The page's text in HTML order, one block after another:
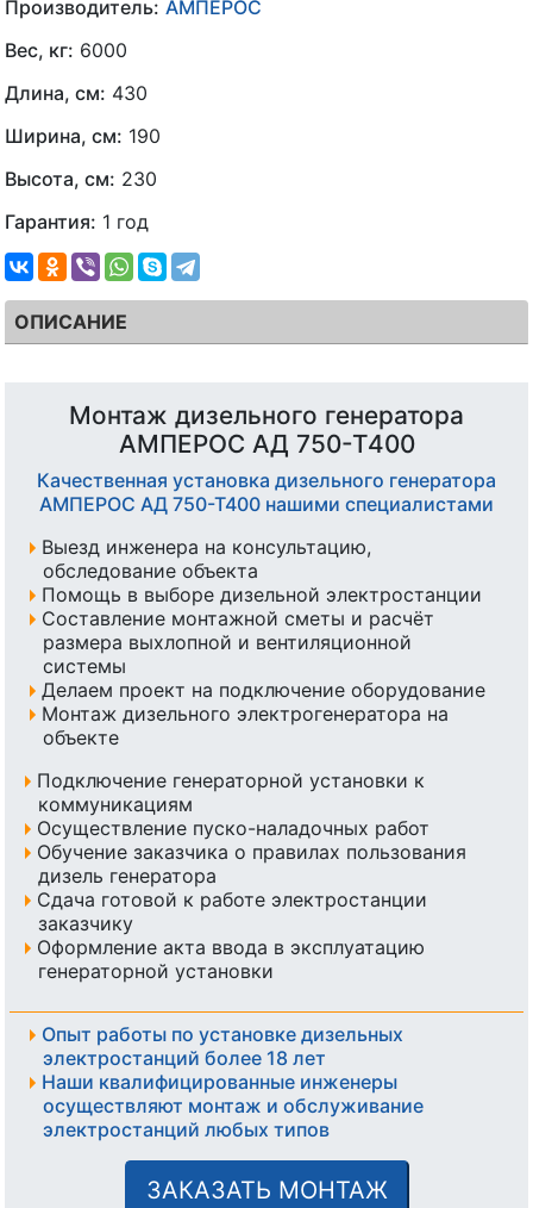
Производитель: АМПЕРОС
Вес, кг: 6000
Длина, см: 430
Ширина, см: 190
Высота, см: 230
Гарантия: 1 год
ОПИСАНИЕ
Монтаж дизельного генератора
АМПЕРОС АД 750-Т400
Качественная установка дизельного генератора
АМПЕРОС АД 750-Т400 нашими специалистами
Выезд инженера на консультацию,
обследование объекта
Помощь в выборе дизельной электростанции
Составление монтажной сметы и расчёт
размера выхлопной и вентиляционной
системы
Делаем проект на подключение оборудование
Монтаж дизельного электрогенератора на
объекте
Подключение генераторной установки к
коммуникациям
Осуществление пуско-наладочных работ
Обучение заказчика о правилах пользования
дизель генератора
Сдача готовой к работе электростанции
заказчику
Оформление акта ввода в эксплуатацию
генераторной установки
Опыт работы по установке дизельных
электростанций более 18 лет
Наши квалифицированные инженеры
осуществляют монтаж и обслуживание
электростанций любых типов
ЗАКАЗАТЬ МОНТАЖ